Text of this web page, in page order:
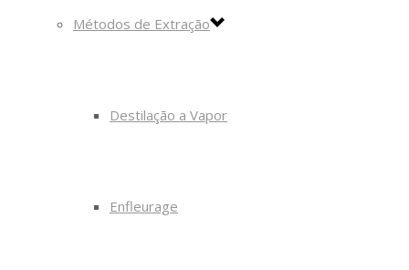
Métodos de Extração
Destilação a Vapor
Enfleurage